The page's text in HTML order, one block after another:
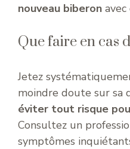
nouveau biberon
Que faire en cas
Jetez
moindre doute sur sa
éviter tout risque
Consultez un
symptômes